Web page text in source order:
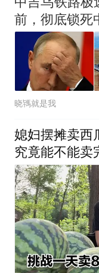
前，彻底锁死
晓駂就是我
媳妇摆摊卖西
究竟能不能卖